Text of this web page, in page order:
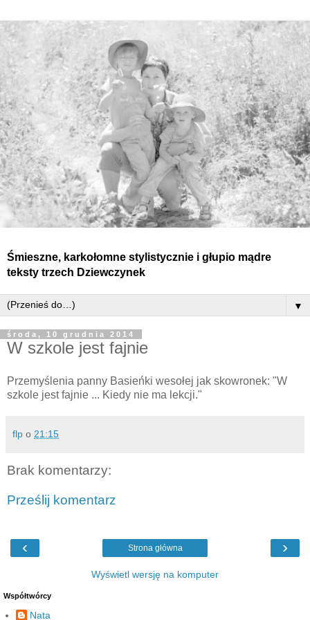
Śmieszne, karkołomne stylistycznie i głupio mądre
teksty trzech Dziewczynek
▼
środa, 10 grudnia 2014
W szkole jest fajnie
Przemyślenia panny Basieńki wesołej jak skowronek: "W
szkole jest fajnie ... Kiedy nie ma lekcji."
flp o 21:15
Brak komentarzy:
Prześlij komentarz
‹ ›
Strona główna
Wyświetl wersję na komputer
Współtwórcy
Nata